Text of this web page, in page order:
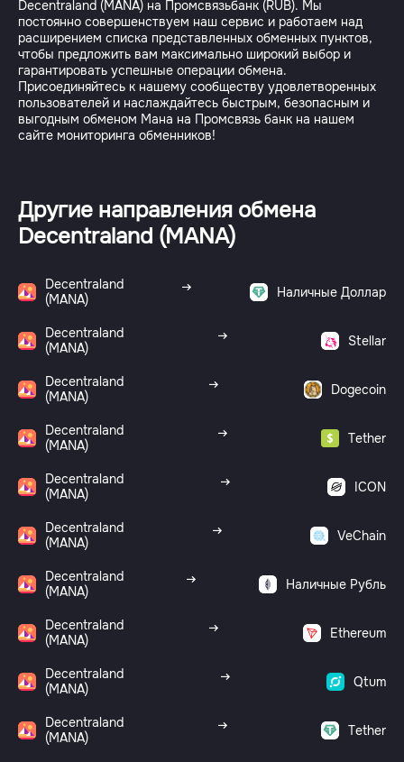
Decentraland (MANA) на Промсвязьбанк (RUB). Мы
постоянно совершенствуем наш сервис и работаем над
расширением списка представленных обменных пунктов,
чтобы предложить вам максимально широкий выбор и
гарантировать успешные операции обмена.
Присоединяйтесь к нашему сообществу удовлетворенных
пользователей и наслаждайтесь быстрым, безопасным и
выгодным обменом Мана на Промсвязь банк на нашем
Другие направления обмена
Decentraland (MANA)
Decentraland
(MANA)
Наличные Доллар
Decentraland
(MANA)
Stellar
Decentraland
(MANA)
Dogecoin
Decentraland
(MANA)
Tether
Decentraland
(MANA)
ICON
Decentraland
(MANA)
VeChain
Decentraland
(MANA)
Наличные Рубль
Decentraland
(MANA)
Ethereum
Decentraland
(MANA)
Qtum
Decentraland
(MANA)
Tether